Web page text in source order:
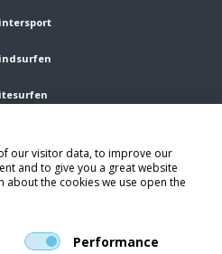
Kleding
en kortingsacties.
our visitor data, to improve our
and to give you a great website
the cookies we use open the
Performance